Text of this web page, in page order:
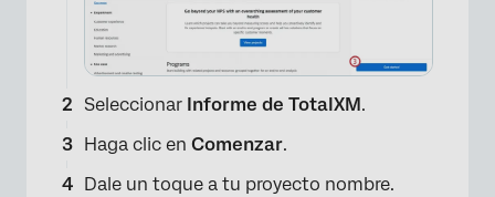
Seleccionar Informe de TotalXM .
Haga clic en Comenzar.
Dale un toque a tu proyecto nombre.